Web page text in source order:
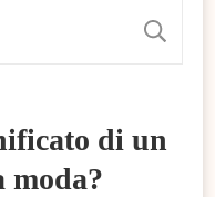
di un
moda?